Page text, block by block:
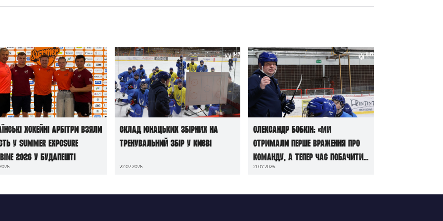
хокейні арбітри взяли
у Summer Exposure
2026 у Будапешті
Склад юнацьких збірних на
тренувальний збір у Києві
22.07.2026
Олександр Бобкін: «Ми
отримали перше враження про
команду, а тепер час побачити
її в грі»
21.07.2026